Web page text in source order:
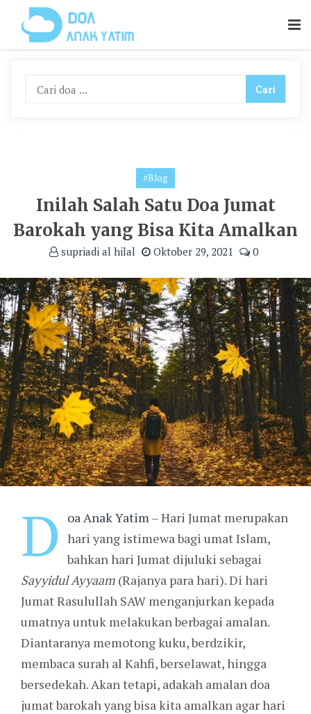
Content
#Blog
Inilah Salah Satu Doa Jumat
Barokah yang Bisa Kita Amalkan
supriadi al hilal Oktober 29, 2021 0
D oa Anak Yatim– Hari Jumat merupakan
hari yang istimewa bagi umat Islam,
bahkan hari Jumat dijuluki sebagai
Sayyidul Ayyaam (Rajanya para hari). Di hari
Jumat Rasulullah SAW menganjurkan kepada
umatnya untuk melakukan berbagai amalan.
Diantaranya memotong kuku, berdzikir,
membaca surah al Kahfi, berselawat, hingga
bersedekah. Akan tetapi, adakah amalan doa
jumat barokah yang bisa kita amalkan agar hari